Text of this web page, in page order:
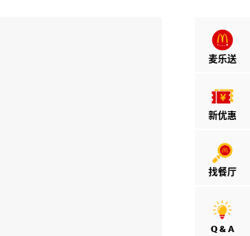
麦乐送
新优惠
找餐厅
Q & A